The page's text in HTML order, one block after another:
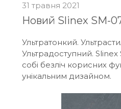
31 травня 2021
Новий Slinex SM-
Ультратонкий.
Ультрадоступний. Slinex
собі безліч корисних
унікальним дизайном.